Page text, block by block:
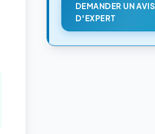
DEMANDER UN AVIS
D'EXPERT